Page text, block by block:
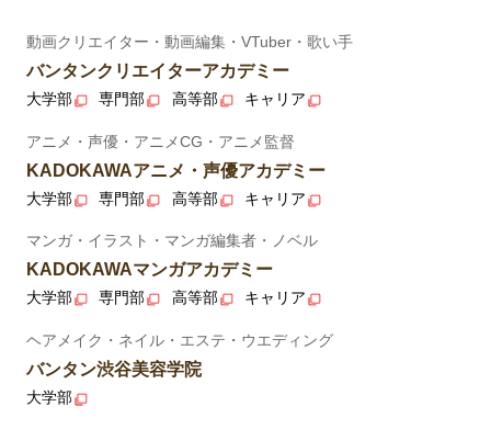
動画クリエイター・動画編集・VTuber・歌い手
バンタンクリエイターアカデミー
大学部 専門部 高等部 キャリア
アニメ・声優・アニメCG・アニメ監督
KADOKAWAアニメ・声優アカデミー
大学部 専門部 高等部 キャリア
マンガ・イラスト・マンガ編集者・ノベル
KADOKAWAマンガアカデミー
大学部 専門部 高等部 キャリア
ヘアメイク・ネイル・エステ・ウエディング
バンタン渋谷美容学院
大学部